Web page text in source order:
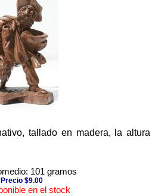
tallado en madera, la altura
101 gramos
Precio $9.00
en el stock